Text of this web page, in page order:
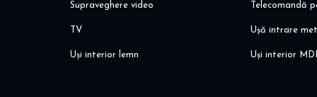
Supraveghere video Telecomandă
TV Ușă intrare
Uși interior lemn Uși interior